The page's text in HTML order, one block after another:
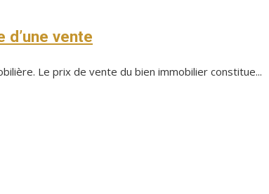
vente
Le prix de vente du bien immobilier constitue...